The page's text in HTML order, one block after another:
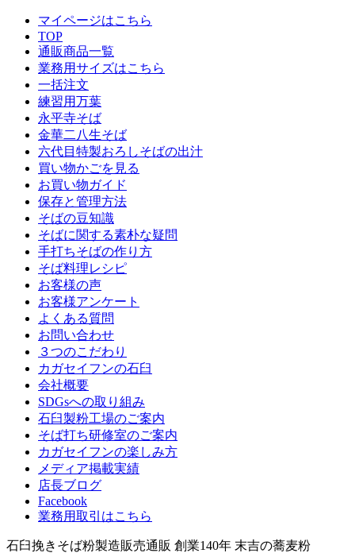
マイページはこちら
TOP
通販商品一覧
業務用サイズはこちら
一括注文
練習用万葉
永平寺そば
金華二八生そば
六代目特製おろしそばの出汁
買い物かごを見る
お買い物ガイド
保存と管理方法
そばの豆知識
そばに関する素朴な疑問
手打ちそばの作り方
そば料理レシピ
お客様の声
お客様アンケート
よくある質問
お問い合わせ
３つのこだわり
カガセイフンの石臼
会社概要
SDGsへの取り組み
石臼製粉工場のご案内
そば打ち研修室のご案内
カガセイフンの楽しみ方
メディア掲載実績
店長ブログ
Facebook
業務用取引はこちら
石臼挽きそば粉製造販売通販 創業140年 末吉の蕎麦粉